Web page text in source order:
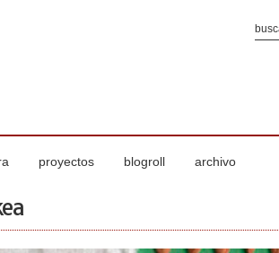
proyectos blogroll archivo